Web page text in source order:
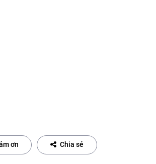
ơn Chia sẻ